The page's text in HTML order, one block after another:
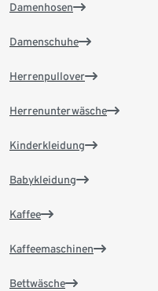
Damenhosen
Damenschuhe
Herrenpullover
Herrenunterwäsche
Kinderkleidung
Babykleidung
Kaffee
Kaffeemaschinen
Bettwäsche